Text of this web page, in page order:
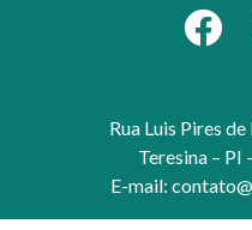
Rua Luis Pires
Teresina – PI
E-mail: